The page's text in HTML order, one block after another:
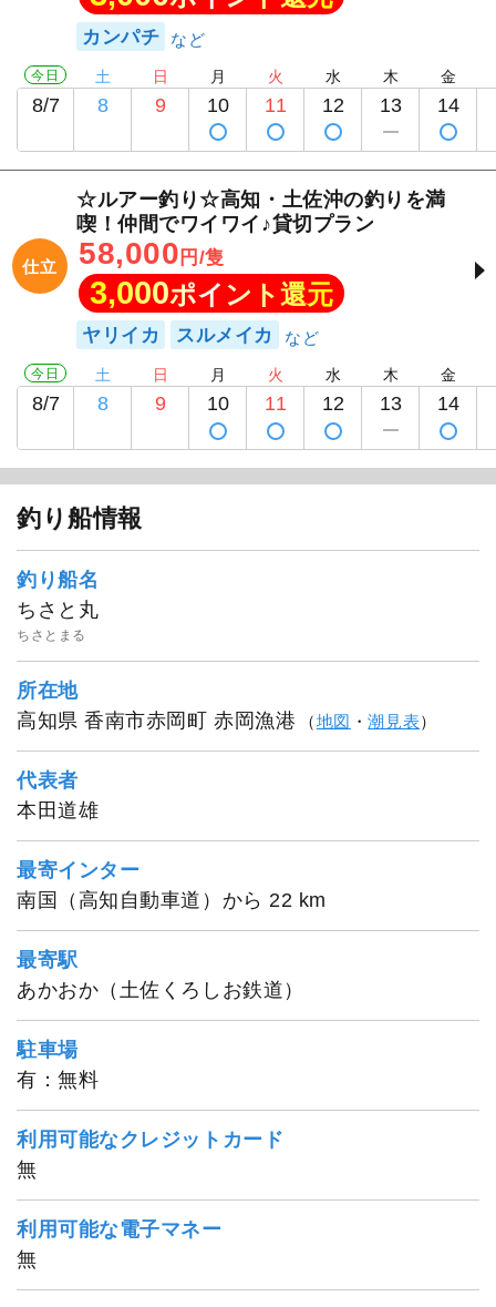
カンパチ
今日
8/7
土
8
日
9
月
10
火
11
水
12
木
13
金
14
仕立
☆ルアー釣り☆高知・土佐沖の釣りを満
喫！仲間でワイワイ♪貸切プラン
58,000 円/隻
3,000ポイント還元
ヤリイカ スルメイカ
今日
8/7
土
8
日
9
月
10
火
11
水
12
木
13
金
14
釣り船情報
釣り船名
ちさと丸
ちさとまる
所在地
高知県 香南市赤岡町 赤岡漁港
（地図 ・潮見表）
代表者
本田道雄
最寄インター
南国（高知自動車道）から 22 km
最寄駅
あかおか（土佐くろしお鉄道）
駐車場
有：無料
利用可能なクレジットカード
無
利用可能な電子マネー
無